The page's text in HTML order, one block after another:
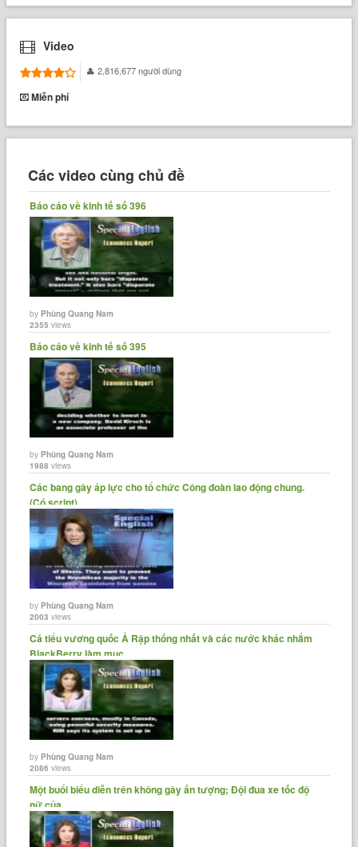
Video
2,816,677 người dùng
Miễn phí
Các video cùng chủ đề
Báo cáo về kinh tế số 396
byPhùng Quang Nam
2355 views
Báo cáo về kinh tế số 395
byPhùng Quang Nam
1988 views
Các bang gây áp lực cho tổ chức Công đoàn lao động chung.
(Có script)
byPhùng Quang Nam
2003 views
Cá tiểu vương quốc Ả Rập thống nhất và các nước khác nhắm
BlackBerry làm mục......
byPhùng Quang Nam
2086 views
Một buổi biểu diễn trên không gây ấn tượng; Đội đua xe tốc độ
nữ của......